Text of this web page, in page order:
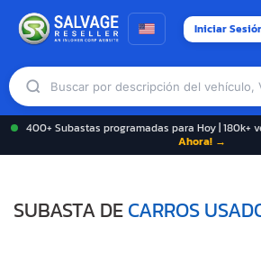
Iniciar
400+ Subastas programadas para Hoy | 180k+
Ahora! →
SUBASTA DECARROS